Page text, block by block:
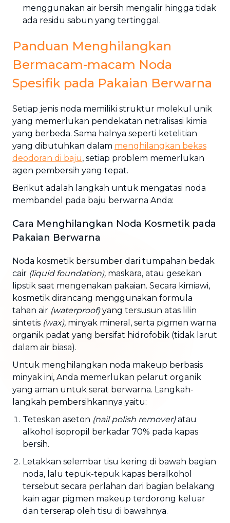
menggunakan air bersih mengalir hingga tidak
ada residu sabun yang tertinggal.
Panduan Menghilangkan
Bermacam-macam Noda
Spesifik pada Pakaian Berwarna
Setiap jenis noda memiliki struktur molekul unik
yang memerlukan pendekatan netralisasi kimia
yang berbeda. Sama halnya seperti ketelitian
yang dibutuhkan dalam menghilangkan bekas
deodoran di baju, setiap problem memerlukan
agen pembersih yang tepat.
Berikut adalah langkah untuk mengatasi noda
membandel pada baju berwarna Anda:
Cara Menghilangkan Noda Kosmetik pada
Pakaian Berwarna
Noda kosmetik bersumber dari tumpahan bedak
cair (liquid foundation), maskara, atau gesekan
lipstik saat mengenakan pakaian. Secara kimiawi,
kosmetik dirancang menggunakan formula
tahan air (waterproof)yang tersusun atas lilin
sintetis (wax), minyak mineral, serta pigmen warna
organik padat yang bersifat hidrofobik (tidak larut
dalam air biasa).
Untuk menghilangkan noda makeup berbasis
minyak ini, Anda memerlukan pelarut organik
yang aman untuk serat berwarna. Langkah-
langkah pembersihkannya yaitu:
Teteskan aseton (nail polish remover)atau
alkohol isopropil berkadar 70% pada kapas
bersih.
Letakkan selembar tisu kering di bawah bagian
noda, lalu tepuk-tepuk kapas beralkohol
tersebut secara perlahan dari bagian belakang
kain agar pigmen makeup terdorong keluar
dan terserap oleh tisu di bawahnya.